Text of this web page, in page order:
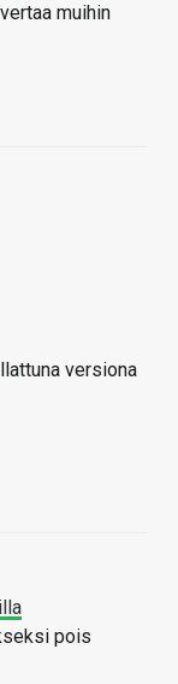
muihin
versiona
pois